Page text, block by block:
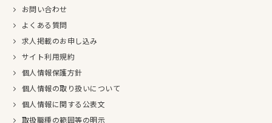
お問い合わせ
よくある質問
求人掲載のお申し込み
サイト利用規約
個人情報保護方針
個人情報の取り扱いについて
個人情報に関する公表文
取扱職種の範囲等の明示